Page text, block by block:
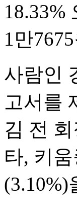
18.33%
1만
사람인
고서를
김 전
타, 키
(3.10%)